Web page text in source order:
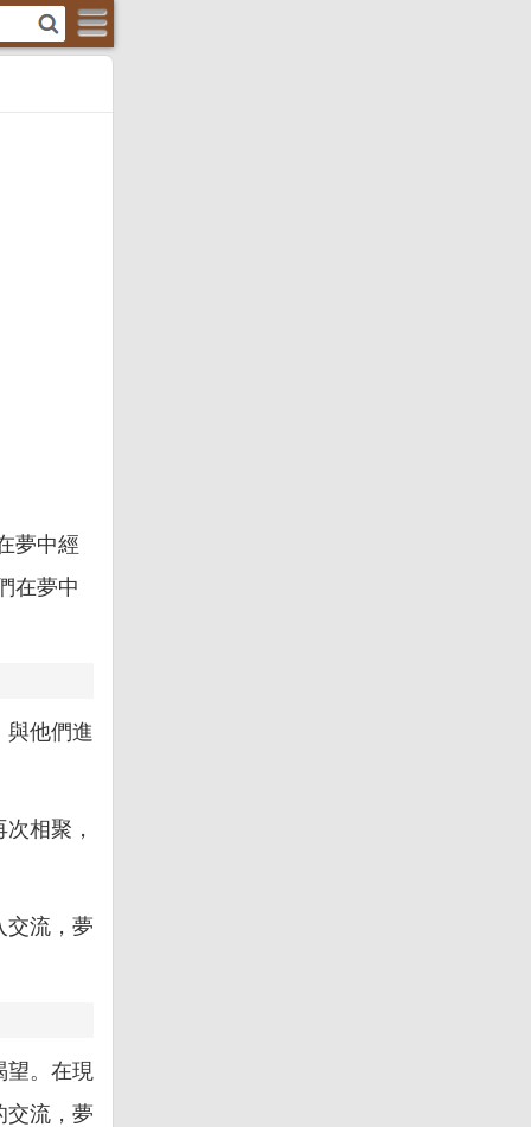
夢中經
在夢中
與他們進
相聚，
交流，夢
望。在現
交流，夢